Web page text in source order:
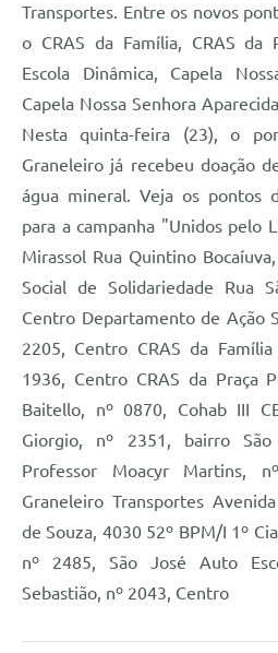
Transportes. Entre os novos
o CRAS da Família, CRAS da
Escola Dinâmica, Capela
Capela Nossa Senhora
Nesta quinta-feira (23), o
Graneleiro já recebeu doação
água mineral. Veja os pontos
para a campanha "Unidos pelo
Mirassol Rua Quintino
Social de Solidariedade Rua
Centro Departamento de Ação
2205, Centro CRAS da
1936, Centro CRAS da Praça
Baitello, nº 0870, Cohab III
Giorgio, nº 2351, bairro São
Professor Moacyr Martins,
Graneleiro Transportes
de Souza, 4030 52º BPM/I 1º
nº 2485, São José Auto
Sebastião, nº 2043, Centro